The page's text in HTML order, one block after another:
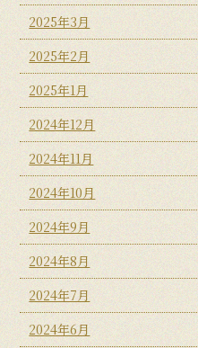
2025年3月
2025年2月
2025年1月
2024年12月
2024年11月
2024年10月
2024年9月
2024年8月
2024年7月
2024年6月